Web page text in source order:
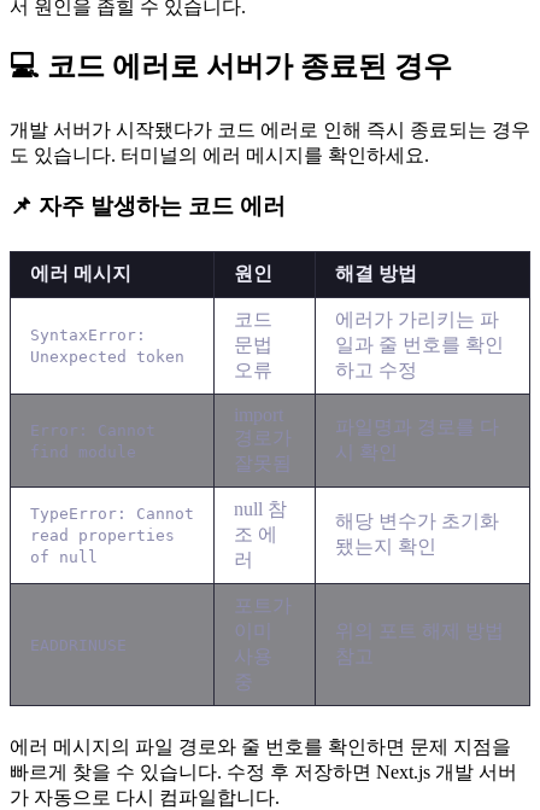
서 원인을 좁힐 수 있습니다.
💻 코드 에러로 서버가 종료된 경우
개발 서버가 시작됐다가 코드 에러로 인해 즉시 종료되는 경우
도 있습니다. 터미널의 에러 메시지를 확인하세요.
📌 자주 발생하는 코드 에러
에러 메시지 원인 해결 방법
SyntaxError:
Unexpected token
코드
문법
오류
에러가 가리키는 파
일과 줄 번호를 확인
하고 수정
Error: Cannot
find module
import
경로가
잘못됨
파일명과 경로를 다
시 확인
TypeError: Cannot
read properties
of null
null 참
조 에
러
해당 변수가 초기화
됐는지 확인
EADDRINUSE
포트가
이미
사용
중
위의 포트 해제 방법
참고
에러 메시지의 파일 경로와 줄 번호를 확인하면 문제 지점을
빠르게 찾을 수 있습니다. 수정 후 저장하면 Next.js 개발 서버
가 자동으로 다시 컴파일합니다.